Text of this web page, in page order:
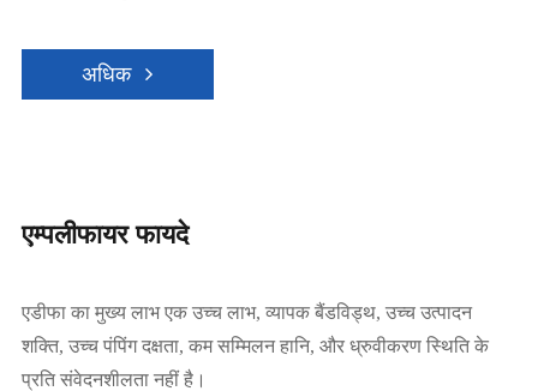
अधिक
एम्पलीफायर फायदे
एडीफा का मुख्य लाभ एक उच्च लाभ, व्यापक बैंडविड्थ, उच्च उत्पादन
शक्ति, उच्च पंपिंग दक्षता, कम सम्मिलन हानि, और ध्रुवीकरण स्थिति के
प्रति संवेदनशीलता नहीं है।